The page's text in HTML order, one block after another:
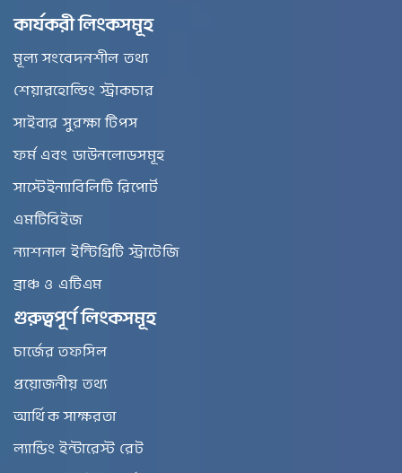
কার্যকরী লিংকসমূহ
মূল্য সংবেদনশীল তথ্য
শেয়ারহোল্ডিং স্ট্রাকচার
সাইবার সুরক্ষা টিপস
ফর্ম এবং ডাউনলোডসমূহ
সাস্টেইন্যাবিলিটি রিপোর্ট
এমটিবিইজ
ন্যাশনাল ইন্টিগ্রিটি স্ট্রাটেজি
ব্রাঞ্চ ও এটিএম
গুরুত্বপূর্ণ লিংকসমূহ
চার্জের তফসিল
প্রয়োজনীয় তথ্য
আর্থিক সাক্ষরতা
ল্যান্ডিং ইন্টারেস্ট রেট